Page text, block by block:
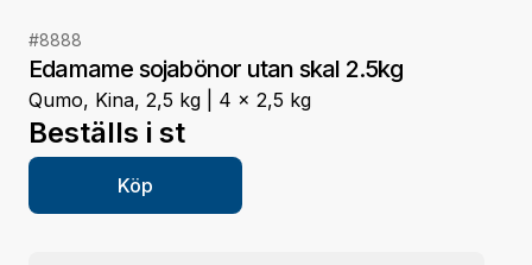
#8888
Edamame sojabönor utan skal 2.5kg
Qumo, Kina, 2,5 kg | 4 x 2,5 kg
Beställs i st
Köp